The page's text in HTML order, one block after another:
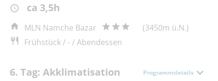
ca 3,5h
MLN Namche Bazar
(3450m ü.N.)
Frühstück / - / Abendessen
6. Tag: Akklimatisation Programmdetails